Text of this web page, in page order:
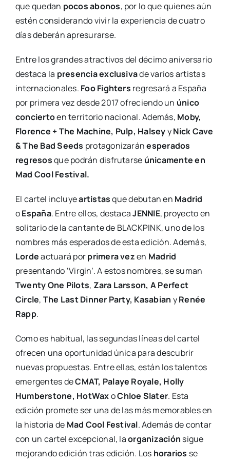
que quedan pocos abonos, por lo que quienes aún
estén considerando vivir la experiencia de cuatro
días deberán apresurarse.
Entre los grandes atractivos del décimo aniversario
destaca la presencia exclusivade varios artistas
internacionales. Foo Fighters regresará a España
por primera vez desde 2017 ofreciendo un único
conciertoen territorio nacional. Además, Moby,
Florence + The Machine, Pulp, HalseyyNick Cave
& The Bad Seeds protagonizaránesperados
regresosque podrán disfrutarse únicamente en
Mad Cool Festival.
El cartel incluyeartistasque debutan en Madrid
oEspaña. Entre ellos, destacaJENNIE, proyecto en
solitario de la cantante de BLACKPINK, uno de los
nombres más esperados de esta edición. Además,
Lordeactuará porprimera vezen Madrid
presentando ‘Virgin’. A estos nombres, se suman
Twenty One Pilots, Zara Larsson, A Perfect
Circle, The Last Dinner Party, Kasabian yRenée
Rapp.
Como es habitual, las segundas líneas del cartel
ofrecen una oportunidad única para descubrir
nuevas propuestas. Entre ellas, están los talentos
emergentes deCMAT, Palaye Royale, Holly
Humberstone, HotWaxoChloe Slater. Esta
edición promete ser una de las más memorables en
la historia de Mad Cool Festival. Además de contar
con un cartel excepcional, laorganización sigue
mejorando edición tras edición. Los horarios se